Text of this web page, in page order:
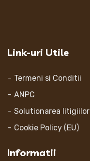
Link-uri Utile
Termeni si Conditii
ANPC
Solutionarea litigiilor
Cookie Policy (EU)
Informatii